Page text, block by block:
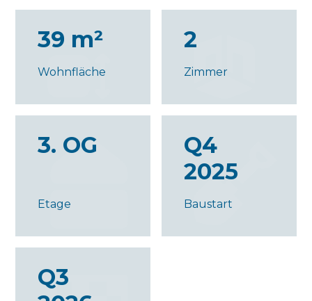
39 m²
Wohnfläche
2
Zimmer
3. OG
Etage
Q4
2025
Baustart
Q3